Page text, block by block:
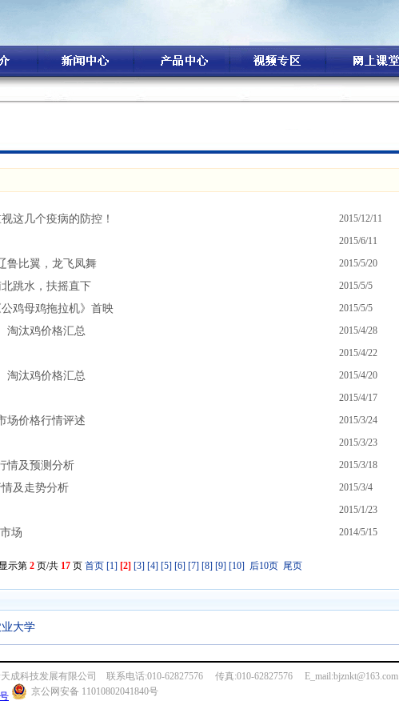
这几个疫病的防控！ 2015/12/11
2015/6/11
鲁比翼，龙飞凤舞 2015/5/20
跳水，扶摇直下 2015/5/5
鸡母鸡拖拉机》首映 2015/5/5
淘汰鸡价格汇总 2015/4/28
2015/4/22
淘汰鸡价格汇总 2015/4/20
2015/4/17
场价格行情评述 2015/3/24
2015/3/23
情及预测分析 2015/3/18
及走势分析 2015/3/4
2015/1/23
场 2014/5/15
示第 2 页/共 17 页 首页 [1] [2] [3] [4] [5] [6] [7] [8] [9] [10] 后10页 尾页
大学
成科技发展有限公司 联系电话:010-62827576 传真:010-62827576 E_mail:bjznkt@163.com
京公网安备 11010802041840号